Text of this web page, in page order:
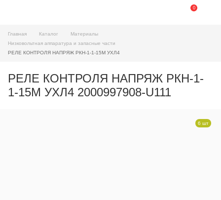
0
Главная Каталог
Материалы
Низковольтная аппаратура и запасные части
РЕЛЕ КОНТРОЛЯ НАПРЯЖ РКН-1-1-15М УХЛ4
РЕЛЕ КОНТРОЛЯ НАПРЯЖ РКН-1-
1-15М УХЛ4 2000997908-U111
6 шт